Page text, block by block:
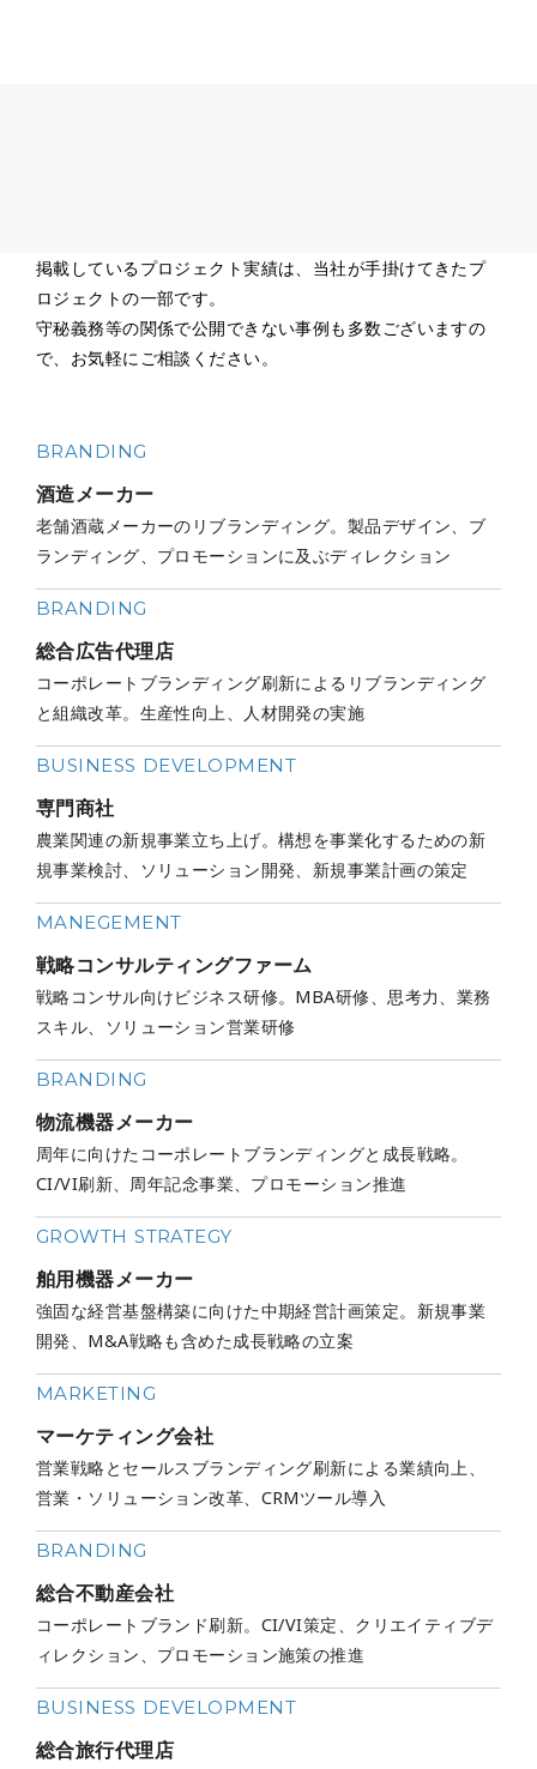
掲載しているプロジェクト実績は、当社が手掛けてきたプ
ロジェクトの一部です。
守秘義務等の関係で公開できない事例も多数ございますの
で、お気軽にご相談ください。
BRANDING
酒造メーカー
老舗酒蔵メーカーのリブランディング。製品デザイン、ブ
ランディング、プロモーションに及ぶディレクション
BRANDING
総合広告代理店
コーポレートブランディング刷新によるリブランディング
と組織改革。生産性向上、人材開発の実施
BUSINESS DEVELOPMENT
専門商社
農業関連の新規事業立ち上げ。構想を事業化するための新
規事業検討、ソリューション開発、新規事業計画の策定
MANEGEMENT
戦略コンサルティングファーム
戦略コンサル向けビジネス研修。MBA研修、思考力、業務
スキル、ソリューション営業研修
BRANDING
物流機器メーカー
周年に向けたコーポレートブランディングと成長戦略。
CI/VI刷新、周年記念事業、プロモーション推進
GROWTH STRATEGY
舶用機器メーカー
強固な経営基盤構築に向けた中期経営計画策定。新規事業
開発、M&A戦略も含めた成長戦略の立案
MARKETING
マーケティング会社
営業戦略とセールスブランディング刷新による業績向上、
営業・ソリューション改革、CRMツール導入
BRANDING
総合不動産会社
コーポレートブランド刷新。CI/VI策定、クリエイティブデ
ィレクション、プロモーション施策の推進
BUSINESS DEVELOPMENT
総合旅行代理店